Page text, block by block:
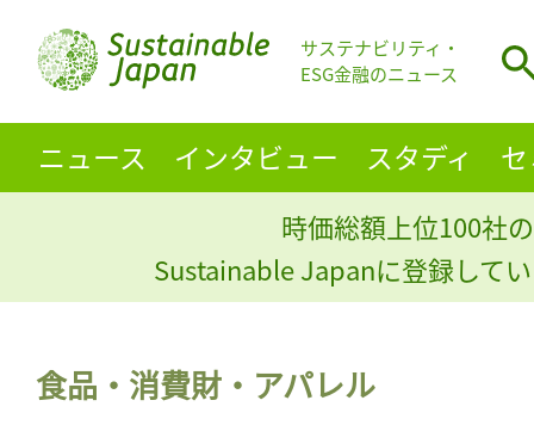
サステナビリティ・
ESG金融のニュース
ニュース インタビュー スタディ
時価総額上位100社
Sustainable Japanに登録して
食品・消費財・アパレル